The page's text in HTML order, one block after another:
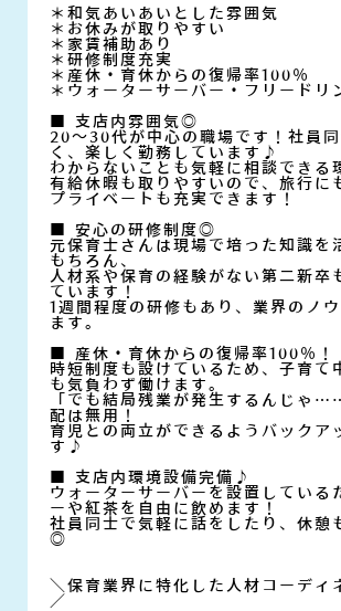
＊和気あいあいとした雰囲気
＊お休みが取りやすい
＊家賃補助あり
＊研修制度充実
＊産休・育休からの復帰率100％
＊ウォーターサーバー・フリードリ
■ 支店内雰囲気◎
20～30代が中心の職場です！社員
く、楽しく勤務しています♪
わからないことも気軽に相談できる
有給休暇も取りやすいので、旅行に
プライベートも充実できます！
■ 安心の研修制度◎
元保育士さんは現場で培った知識を
もちろん、
人材系や保育の経験がない第二新卒
ています！
1週間程度の研修もあり、業界のノ
ます。
■ 産休・育休からの復帰率100％！
時短制度も設けているため、子育て
も気負わず働けます。
「でも結局残業が発生するんじゃ
配は無用！
育児との両立ができるようバックア
す♪
■ 支店内環境設備完備♪
ウォーターサーバーを設置している
ーや紅茶を自由に飲めます！
社員同士で気軽に話をしたり、休憩
◎
＼保育業界に特化した人材コーディ
／